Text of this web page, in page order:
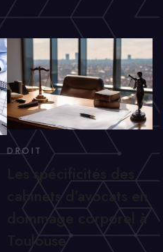
DROIT
Les spécificités des
cabinets d’avocats en
dommage corporel à
Toulouse